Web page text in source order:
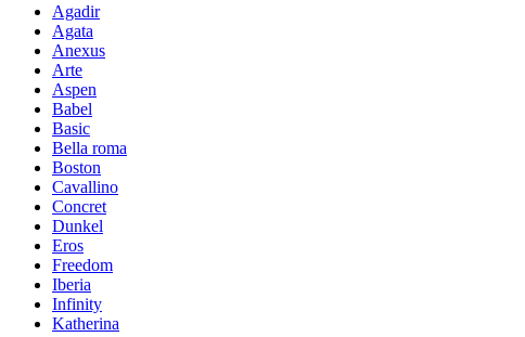
Agadir
Agata
Anexus
Arte
Aspen
Babel
Basic
Bella roma
Boston
Cavallino
Concret
Dunkel
Eros
Freedom
Iberia
Infinity
Katherina